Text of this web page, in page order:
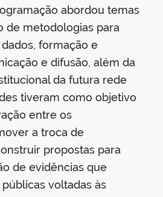
abordou temas
de metodologias para
formação e
e difusão, além da
da futura rede
tiveram como objetivo
entre os
a troca de
propostas para
de evidências que
voltadas às